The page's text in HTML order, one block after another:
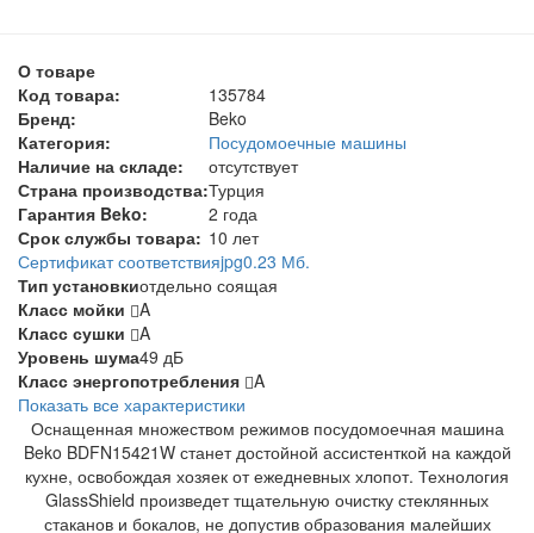
О товаре
Код товара:
135784
Бренд:
Beko
Категория:
Посудомоечные машины
Наличие на складе:
отсутствует
Страна производства:Турция
Гарантия Beko:
2 года
Срок службы товара: 10 лет
Сертификат соответствияjpg0.23 Мб.
Тип установкиотдельно соящая
Класс мойки
A
Класс сушки
A
Уровень шума49 дБ
Класс энергопотребления A
Показать все характеристики
Оснащенная множеством режимов посудомоечная машина
Beko BDFN15421W станет достойной ассистенткой на каждой
кухне, освобождая хозяек от ежедневных хлопот. Технология
GlassShield произведет тщательную очистку стеклянных
стаканов и бокалов, не допустив образования малейших